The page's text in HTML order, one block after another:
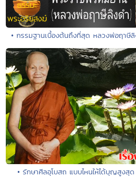
• กรรมฐานเบื้องต้นถึงที่สุด หลวงพ่อฤาษี
• รักษาศีลอุโบสถ แบบไหนให้ได้บุญสูง